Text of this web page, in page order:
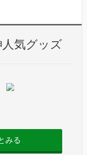
気グッズ
みる